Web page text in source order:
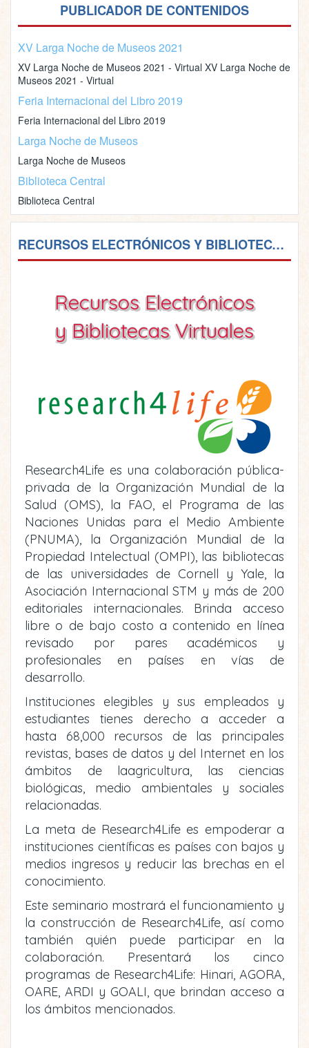
PUBLICADOR DE CONTENIDOS
XV Larga Noche de Museos 2021
XV Larga Noche de Museos 2021 - Virtual XV Larga Noche de
Museos 2021 - Virtual
Feria Internacional del Libro 2019
Feria Internacional del Libro 2019
Larga Noche de Museos
Larga Noche de Museos
Biblioteca Central
Biblioteca Central
RECURSOS ELECTRÓNICOS Y BIBLIOTECAS VIRTUALES
Recursos Electrónicos
y Bibliotecas Virtuales
Research4Life es una colaboración pública-
privada de la Organización Mundial de la
Salud (OMS), la FAO, el Programa de las
Naciones Unidas para el Medio Ambiente
(PNUMA), la Organización Mundial de la
Propiedad Intelectual (OMPI), las bibliotecas
de las universidades de Cornell y Yale, la
Asociación Internacional STM y más de 200
editoriales internacionales. Brinda acceso
libre o de bajo costo a contenido en línea
revisado por pares académicos y
profesionales en países en vías de
desarrollo.
Instituciones elegibles y sus empleados y
estudiantes tienes derecho a acceder a
hasta 68,000 recursos de las principales
revistas, bases de datos y del Internet en los
ámbitos de laagricultura, las ciencias
biológicas, medio ambientales y sociales
relacionadas.
La meta de Research4Life es empoderar a
instituciones científicas es países con bajos y
medios ingresos y reducir las brechas en el
conocimiento.
Este seminario mostrará el funcionamiento y
la construcción de Research4Life, así como
también quién puede participar en la
colaboración. Presentará los cinco
programas de Research4Life: Hinari, AGORA,
OARE, ARDI y GOALI, que brindan acceso a
los ámbitos mencionados.